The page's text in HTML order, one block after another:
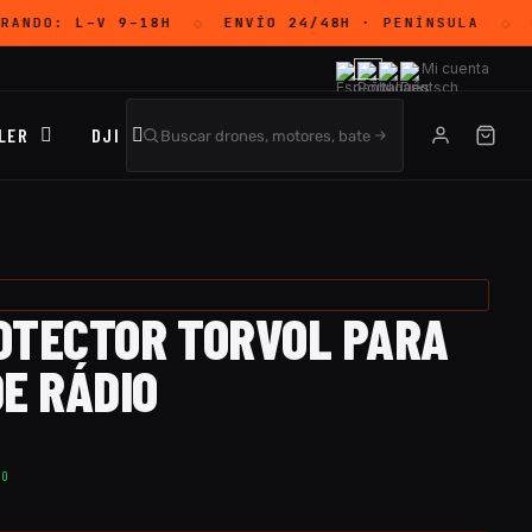
L–V 9–18H ENVÍO 24/48H· PENÍNSULA
Mi cuenta
DJI
TORVOL PARA
RÁDIO